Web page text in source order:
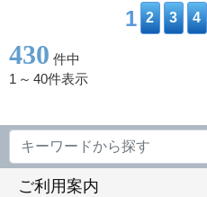
1 2 3 4
430 件中
1 ～ 40件表示
ご利用案内